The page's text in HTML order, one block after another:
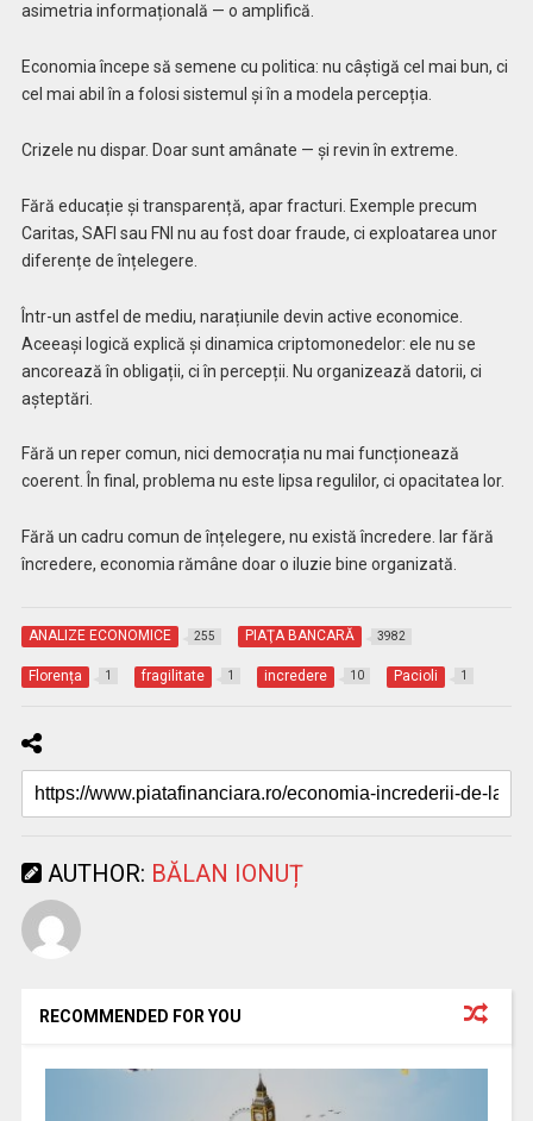
asimetria informațională — o amplifică.
Economia începe să semene cu politica: nu câștigă cel mai bun, ci
cel mai abil în a folosi sistemul și în a modela percepția.
Crizele nu dispar. Doar sunt amânate — și revin în extreme.
Fără educație și transparență, apar fracturi. Exemple precum
Caritas, SAFI sau FNI nu au fost doar fraude, ci exploatarea unor
diferențe de înțelegere.
Într-un astfel de mediu, narațiunile devin active economice.
Aceeași logică explică și dinamica criptomonedelor: ele nu se
ancorează în obligații, ci în percepții. Nu organizează datorii, ci
așteptări.
Fără un reper comun, nici democrația nu mai funcționează
coerent. În final, problema nu este lipsa regulilor, ci opacitatea lor.
Fără un cadru comun de înțelegere, nu există încredere. Iar fără
încredere, economia rămâne doar o iluzie bine organizată.
ANALIZE ECONOMICE 255 PIAŢA BANCARĂ 3982
Florența 1 fragilitate 1 incredere 10 Pacioli 1
AUTHOR: BĂLAN IONUȚ
RECOMMENDED FOR YOU